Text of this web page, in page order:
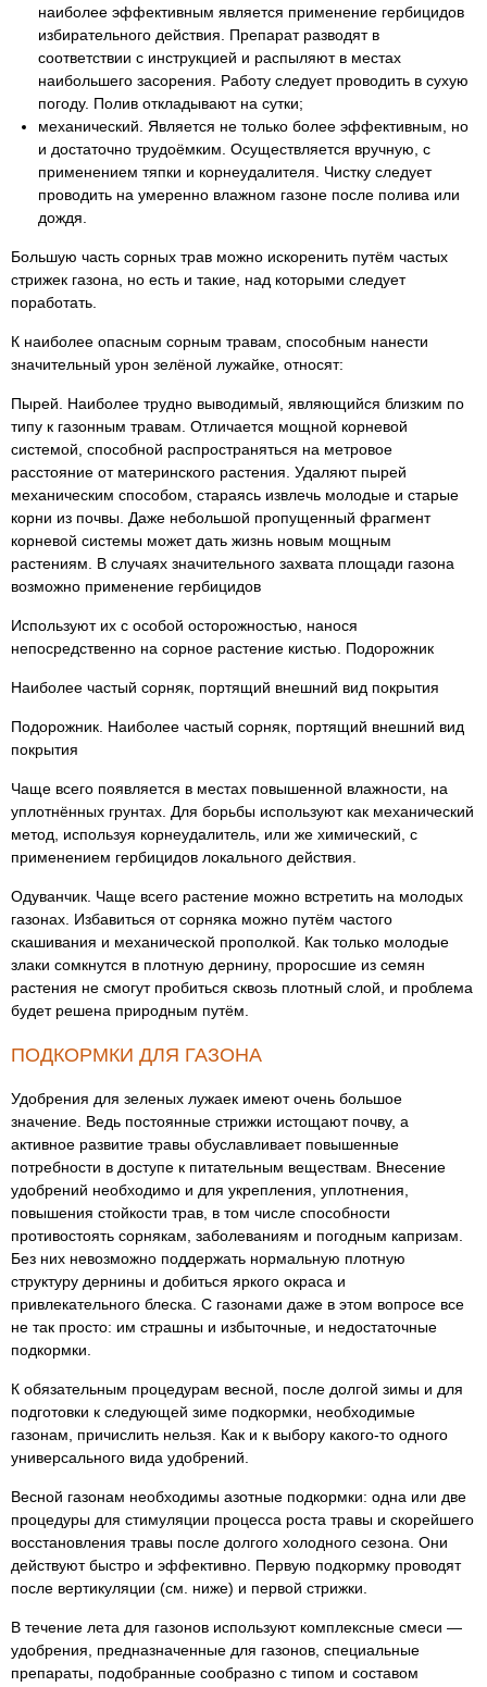
наиболее эффективным является применение гербицидов
избирательного действия. Препарат разводят в
соответствии с инструкцией и распыляют в местах
наибольшего засорения. Работу следует проводить в сухую
погоду. Полив откладывают на сутки;
механический. Является не только более эффективным, но
и достаточно трудоёмким. Осуществляется вручную, с
применением тяпки и корнеудалителя. Чистку следует
проводить на умеренно влажном газоне после полива или
дождя.
Большую часть сорных трав можно искоренить путём частых
стрижек газона, но есть и такие, над которыми следует
поработать.
К наиболее опасным сорным травам, способным нанести
значительный урон зелёной лужайке, относят:
Пырей. Наиболее трудно выводимый, являющийся близким по
типу к газонным травам. Отличается мощной корневой
системой, способной распространяться на метровое
расстояние от материнского растения. Удаляют пырей
механическим способом, стараясь извлечь молодые и старые
корни из почвы. Даже небольшой пропущенный фрагмент
корневой системы может дать жизнь новым мощным
растениям. В случаях значительного захвата площади газона
возможно применение гербицидов
Используют их с особой осторожностью, нанося
непосредственно на сорное растение кистью. Подорожник
Наиболее частый сорняк, портящий внешний вид покрытия
Подорожник. Наиболее частый сорняк, портящий внешний вид
покрытия
Чаще всего появляется в местах повышенной влажности, на
уплотнённых грунтах. Для борьбы используют как механический
метод, используя корнеудалитель, или же химический, с
применением гербицидов локального действия.
Одуванчик. Чаще всего растение можно встретить на молодых
газонах. Избавиться от сорняка можно путём частого
скашивания и механической прополкой. Как только молодые
злаки сомкнутся в плотную дернину, проросшие из семян
растения не смогут пробиться сквозь плотный слой, и проблема
будет решена природным путём.
ПОДКОРМКИ ДЛЯ ГАЗОНА
Удобрения для зеленых лужаек имеют очень большое
значение. Ведь постоянные стрижки истощают почву, а
активное развитие травы обуславливает повышенные
потребности в доступе к питательным веществам. Внесение
удобрений необходимо и для укрепления, уплотнения,
повышения стойкости трав, в том числе способности
противостоять сорнякам, заболеваниям и погодным капризам.
Без них невозможно поддержать нормальную плотную
структуру дернины и добиться яркого окраса и
привлекательного блеска. С газонами даже в этом вопросе все
не так просто: им страшны и избыточные, и недостаточные
подкормки.
К обязательным процедурам весной, после долгой зимы и для
подготовки к следующей зиме подкормки, необходимые
газонам, причислить нельзя. Как и к выбору какого-то одного
универсального вида удобрений.
Весной газонам необходимы азотные подкормки: одна или две
процедуры для стимуляции процесса роста травы и скорейшего
восстановления травы после долгого холодного сезона. Они
действуют быстро и эффективно. Первую подкормку проводят
после вертикуляции (см. ниже) и первой стрижки.
В течение лета для газонов используют комплексные смеси —
удобрения, предназначенные для газонов, специальные
препараты, подобранные сообразно с типом и составом